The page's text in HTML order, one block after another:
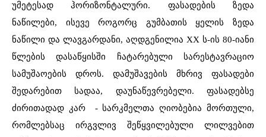
უმეტესად ჰორიზონტალური. ფასადების ზედა
ნაწილები, ისევე როგორც გუმბათის ყელის ზედა
ნაწილი და ლავგარდანი, აღდგენილია XX ს-ის 80-იანი
წლების დასაწყისში ჩატარებული სარესტავრაციო
სამუშაოების დროს. დამუშავების მხრივ ფასადები
შედარებით სადაა, დაუნაწევრებელი. ფასადებსე
ძირითადად კარ - სარკმელთა ღიობებია მორთული,
რომლებსაც ირგვლივ შეწყვილებული ლილვებით